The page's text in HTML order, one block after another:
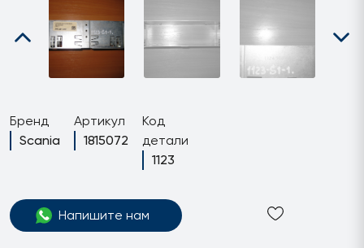
Бренд
Scania
Артикул
1815072
Код
детали
1123
Напишите нам